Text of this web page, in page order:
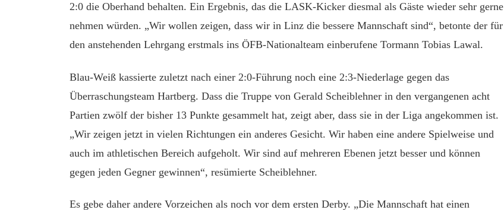
2:0 die Oberhand behalten. Ein Ergebnis, das die LASK-Kicker diesmal als Gäste wieder sehr gerne
nehmen würden. „Wir wollen zeigen, dass wir in Linz die bessere Mannschaft sind“, betonte der für
den anstehenden Lehrgang erstmals ins ÖFB-Nationalteam einberufene Tormann Tobias Lawal.
Blau-Weiß kassierte zuletzt nach einer 2:0-Führung noch eine 2:3-Niederlage gegen das
Überraschungsteam Hartberg. Dass die Truppe von Gerald Scheiblehner in den vergangenen acht
Partien zwölf der bisher 13 Punkte gesammelt hat, zeigt aber, dass sie in der Liga angekommen ist.
„Wir zeigen jetzt in vielen Richtungen ein anderes Gesicht. Wir haben eine andere Spielweise und
auch im athletischen Bereich aufgeholt. Wir sind auf mehreren Ebenen jetzt besser und können
gegen jeden Gegner gewinnen“, resümierte Scheiblehner.
Es gebe daher andere Vorzeichen als noch vor dem ersten Derby. „Die Mannschaft hat einen